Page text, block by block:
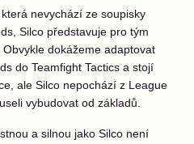
nevychází ze soupisky
Silco představuje pro tým
dokážeme adaptovat
do Teamfight Tactics a stojí
ale Silco nepochází z League
vybudovat od základů.
a silnou jako Silco není